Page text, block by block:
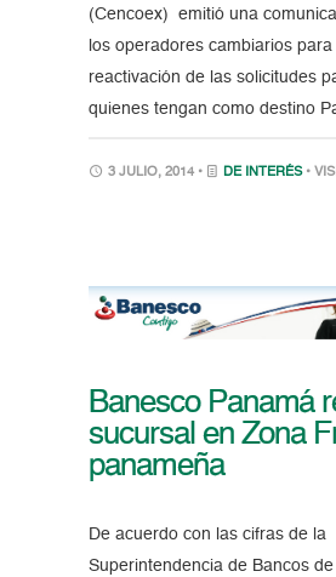
(Cencoex) emitió una
los operadores cambiarios
reactivación de las solicitudes
quienes tengan como destino
3 JULIO, 2014 • DE INTERÉS •
Banesco Panamá
sucursal en Zona
panameña
De acuerdo con las cifras de la
Superintendencia de Bancos